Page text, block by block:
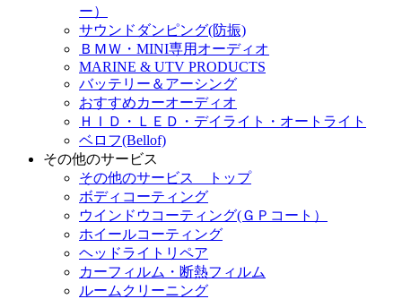
ー）
サウンドダンピング(防振)
ＢＭＷ・MINI専用オーディオ
MARINE & UTV PRODUCTS
バッテリー＆アーシング
おすすめカーオーディオ
ＨＩＤ・ＬＥＤ・デイライト・オートライト
ベロフ(Bellof)
その他のサービス
その他のサービス トップ
ボディコーティング
ウインドウコーティング(ＧＰコート）
ホイールコーティング
ヘッドライトリペア
カーフィルム・断熱フィルム
ルームクリーニング